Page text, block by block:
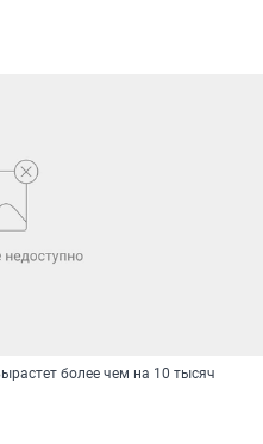
более чем на 10 тысяч